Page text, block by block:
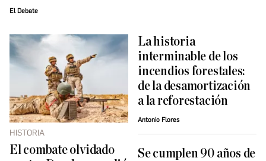
El Debate
HISTORIA
El combate olvidado
La historia
interminable de los
incendios forestales:
de la desamortización
a la reforestación
Antonio Flores
Se cumplen 90 años de